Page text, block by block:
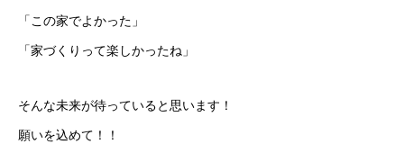
「この家でよかった」
「家づくりって楽しかったね」
そんな未来が待っていると思います！
願いを込めて！！